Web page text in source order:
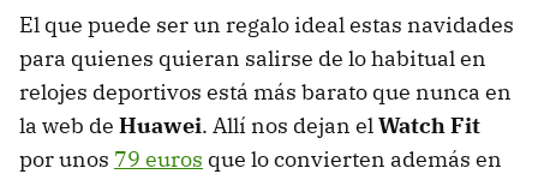
El que puede ser un regalo ideal estas navidades
para quienes quieran salirse de lo habitual en
relojes deportivos está más barato que nunca en
la web de Huawei. Allí nos dejan elWatch Fit
por unos 79 euros que lo convierten además en